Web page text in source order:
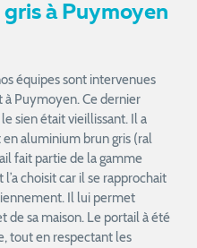
à Puymoyen
équipes sont intervenues
Puymoyen. Ce dernier
sien était vieillissant. Il a
aluminium brun gris (ral
fait partie de la gamme
choisit car il se rapprochait
Il lui permet
de sa maison. Le portail à été
tout en respectant les